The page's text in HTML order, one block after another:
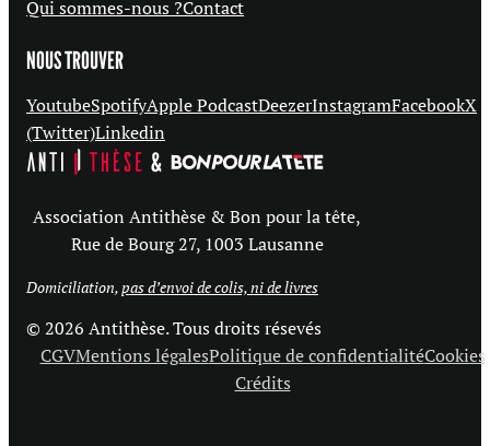
Qui sommes-nous ?Contact
NOUS TROUVER
YoutubeSpotifyApple PodcastDeezerInstagramFacebookX
(Twitter)Linkedin
Association Antithèse & Bon pour la tête,
Rue de Bourg 27, 1003 Lausanne
Domiciliation, pas d’envoi de colis, ni de livres
© 2026 Antithèse. Tous droits résevés
CGVMentions légalesPolitique de confidentialitéCookies
Crédits